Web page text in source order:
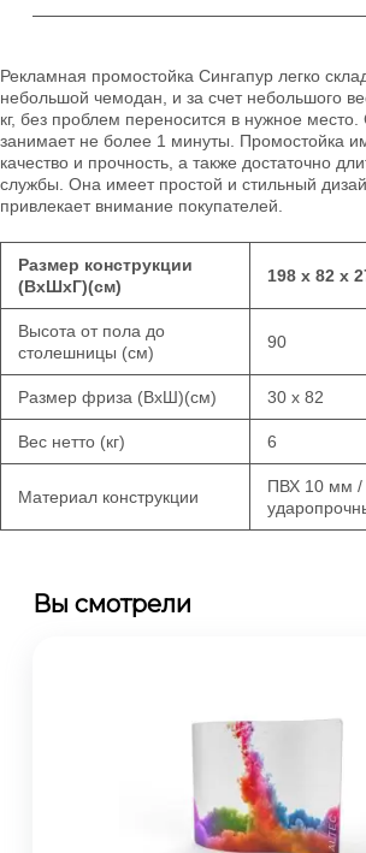
Рекламная промостойка Сингапур легко
небольшой чемодан, и за счет небольшого
кг, без проблем переносится в нужное место.
занимает не более 1 минуты. Промостойка
качество и прочность, а также достаточно
службы. Она имеет простой и стильный
привлекает внимание покупателей.
Размер конструкции
(ВхШхГ)(см)
198 х 82 х
Высота от пола до
столешницы (см)
90
Размер фриза (ВхШ)(см) 30 х 82
Вес нетто (кг) 6
Материал конструкции
ПВХ 10 мм /
Вы смотрели